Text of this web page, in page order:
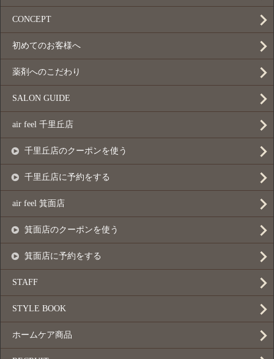
CONCEPT
初めてのお客様へ
薬剤へのこだわり
SALON GUIDE
air feel 千里丘店
千里丘店のクーポンを使う
千里丘店に予約をする
air feel 箕面店
箕面店のクーポンを使う
箕面店に予約をする
STAFF
STYLE BOOK
ホームケア商品